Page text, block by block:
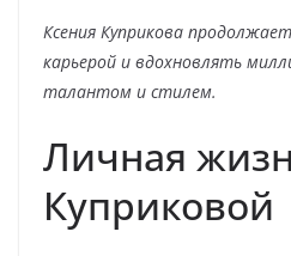
Ксения Куприкова
карьерой и вдохновлять
талантом и стилем.
Личная
Куприковой